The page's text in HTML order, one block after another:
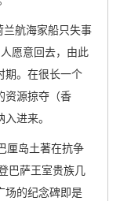
航海家船只失事
愿意回去，由此
期。在很长一个
资源掠夺（香
进来。
厘岛土著在抗争
巴萨王室贵族几
场的纪念碑即是